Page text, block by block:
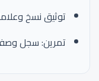
توثيق نسخ
تمرين: سجل